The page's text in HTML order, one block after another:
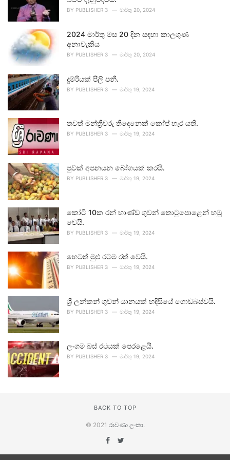
BY PUBLISHER 3 මාර්තු 20, 2024
2024 මාර්තු මස 20 දින සඳහා කාලගුණ
අනාවැකිය
BY PUBLISHER 3 මාර්තු 20, 2024
දුම්රියක් පීලි පනී.
BY PUBLISHER 3 මාර්තු 19, 2024
තවත් මන්ත්‍රීවරු තිදෙනෙක් කෝප් හැර යති.
BY PUBLISHER 3 මාර්තු 19, 2024
පුවක් අපනයන බෝගයක් කරයි.
BY PUBLISHER 3 මාර්තු 19, 2024
කෝටි 10ක රන් භාණ්ඩ ගුවන් තොටුපොළෙන් හමු
වෙයි.
BY PUBLISHER 3 මාර්තු 19, 2024
හෙටත් මුළු රටම රත් වෙයි.
BY PUBLISHER 3 මාර්තු 19, 2024
ශ්‍රී ලන්කන් ගුවන් යානයක් හදිසියේ ගොඩබස්වයි.
BY PUBLISHER 3 මාර්තු 19, 2024
ලංගම බස් රථයක් පෙරළෙයි.
BY PUBLISHER 3 මාර්තු 19, 2024
BACK TO TOP
© 2021 රාවණා ලංකා.